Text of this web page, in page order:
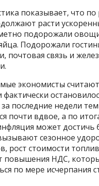
показывает, что
расти
подорожали
Подорожали
почтовая связь и
экономисты
последние недели
почти вдвое, а по
может достичь
сезонное
рост стоимости
повышения НДС,
по мере исчерпания